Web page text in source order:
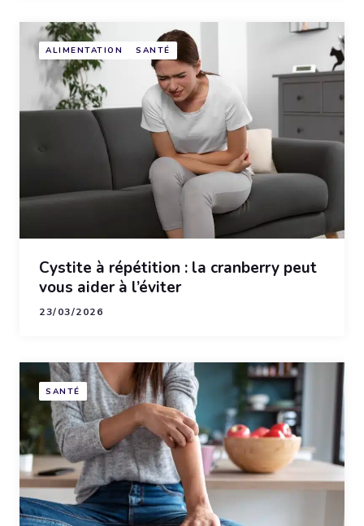
ALIMENTATION SANTÉ
Cystite à répétition : la cranberry peut
vous aider à l’éviter
23/03/2026
SANTÉ